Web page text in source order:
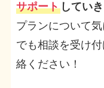
サポートしていき
プランについて
でも相談を受け
絡ください！